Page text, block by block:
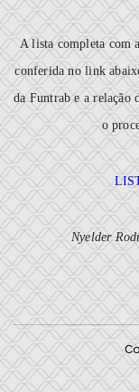
A lista completa com
conferida no link
da Funtrab e a relação
o
Nyelder